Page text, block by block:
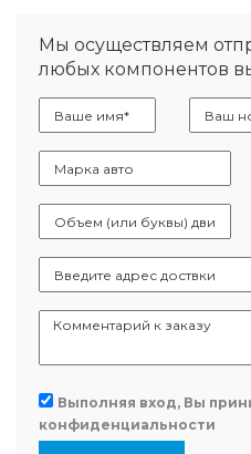
Мы осуществляем
любых компонентов
Выполняя вход, Вы
конфиденциальности